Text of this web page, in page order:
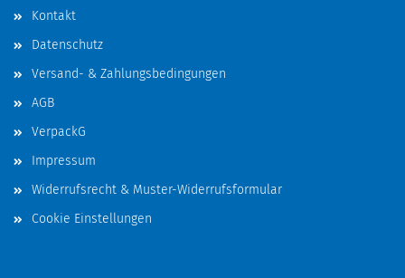
Kontakt
Datenschutz
Versand- & Zahlungsbedingungen
AGB
VerpackG
Impressum
Widerrufsrecht & Muster-Widerrufsformular
Cookie Einstellungen